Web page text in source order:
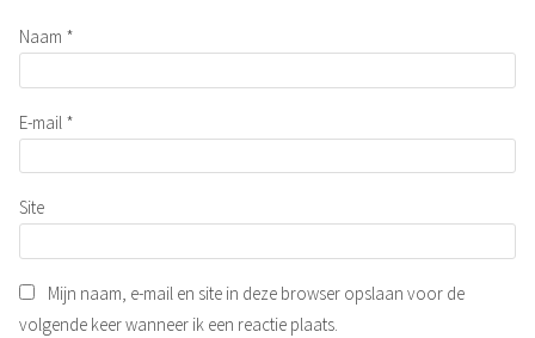
Naam *
E-mail *
Site
Mijn naam, e-mail en site in deze browser opslaan voor de
volgende keer wanneer ik een reactie plaats.